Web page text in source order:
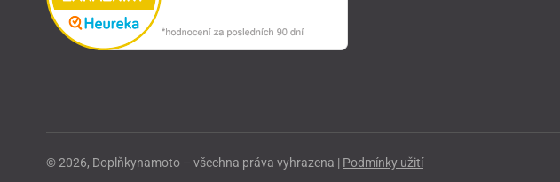
© 2026, Doplňkynamoto – všechna práva vyhrazena | Podmínky užití